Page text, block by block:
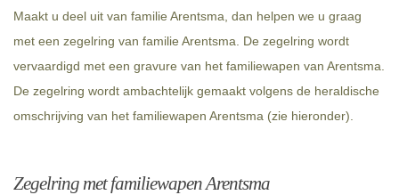
Maakt u deel uit van familie Arentsma, dan helpen we u graag
met een zegelring van familie Arentsma. De zegelring wordt
vervaardigd met een gravure van het familiewapen van Arentsma.
De zegelring wordt ambachtelijk gemaakt volgens de heraldische
omschrijving van het familiewapen Arentsma (zie hieronder).
Zegelring met familiewapen Arentsma